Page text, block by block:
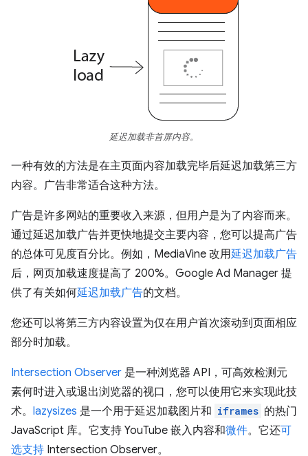
延迟加载非首屏内容。
一种有效的方法是在主页面内容加载完毕后延迟加载第三方
内容。广告非常适合这种方法。
广告是许多网站的重要收入来源，但用户是为了内容而来。
通过延迟加载广告并更快地提交主要内容，您可以提高广告
的总体可见度百分比。例如，MediaVine 改用延迟加载广告
后，网页加载速度提高了 200%。Google Ad Manager 提
供了有关如何延迟加载广告的文档。
您还可以将第三方内容设置为仅在用户首次滚动到页面相应
部分时加载。
Intersection Observer 是一种浏览器 API，可高效检测元
素何时进入或退出浏览器的视口，您可以使用它来实现此技
术。 lazysizes 是一个用于延迟加载图片和 iframes 的热门
JavaScript 库。它支持 YouTube 嵌入内容和微件。它还可
选支持 Intersection Observer。